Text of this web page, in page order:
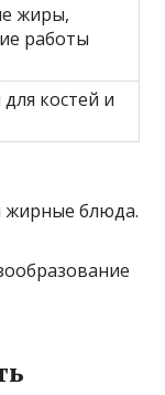
жиры,
работы
костей и
жирные блюда.